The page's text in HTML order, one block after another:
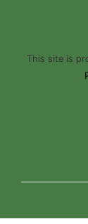
This site is